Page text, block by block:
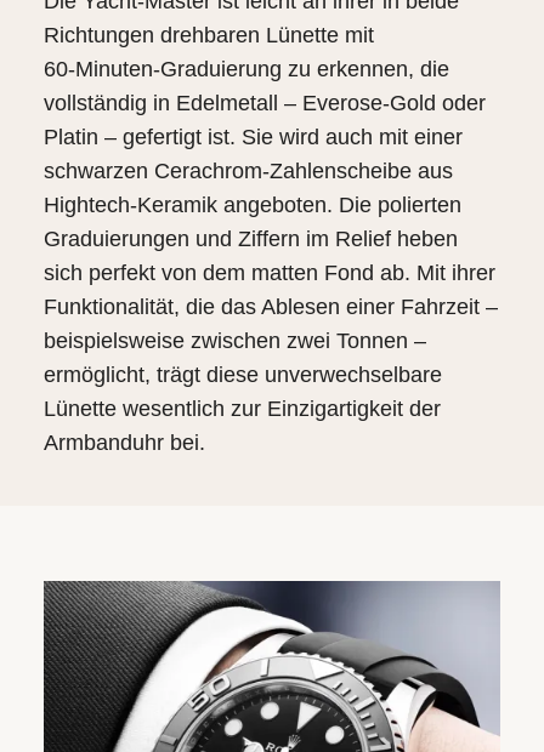
Richtungen drehbaren Lünette mit
60‑Minuten‑Graduierung zu erkennen, die
vollständig in Edelmetall – Everose-Gold oder
Platin – gefertigt ist. Sie wird auch mit einer
schwarzen Cerachrom-Zahlenscheibe aus
Hightech-Keramik angeboten. Die polierten
Graduierungen und Ziffern im Relief heben
sich perfekt von dem matten Fond ab. Mit ihrer
Funktionalität, die das Ablesen einer Fahrzeit –
beispielsweise zwischen zwei Tonnen –
ermöglicht, trägt diese unverwechselbare
Lünette wesentlich zur Einzigartigkeit der
Armbanduhr bei.